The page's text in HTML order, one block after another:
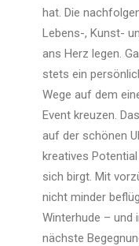
hat. Die
Lebens-, Kunst-
ans Herz legen.
stets ein
Wege auf dem
Event kreuzen.
auf der schönen
kreatives
sich birgt. Mit
nicht minder
Winterhude – und
nächste